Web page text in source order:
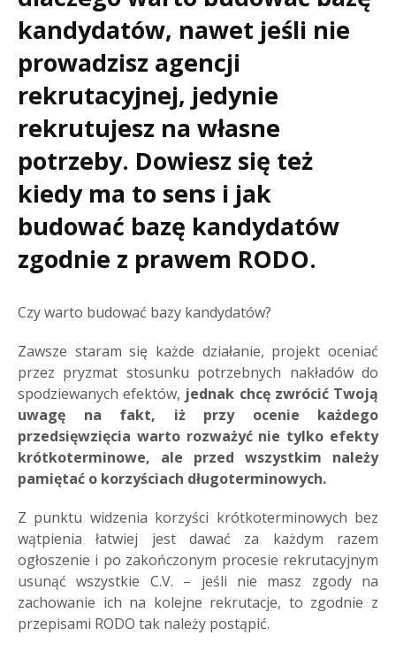
kandydatów, nawet jeśli nie
prowadzisz agencji
rekrutacyjnej, jedynie
rekrutujesz na własne
potrzeby. Dowiesz się też
kiedy ma to sens i jak
budować bazę kandydatów
zgodnie z prawem RODO.
Czy warto budować bazy kandydatów?
Zawsze staram się każde działanie, projekt oceniać
przez pryzmat stosunku potrzebnych nakładów do
spodziewanych efektów, jednak chcę zwrócić Twoją
uwagę na fakt, iż przy ocenie każdego
przedsięwzięcia warto rozważyć nie tylko efekty
krótkoterminowe, ale przed wszystkim należy
pamiętać o korzyściach długoterminowych.
Z punktu widzenia korzyści krótkoterminowych bez
wątpienia łatwiej jest dawać za każdym razem
ogłoszenie i po zakończonym procesie rekrutacyjnym
usunąć wszystkie C.V. – jeśli nie masz zgody na
zachowanie ich na kolejne rekrutacje, to zgodnie z
przepisami RODO tak należy postąpić.